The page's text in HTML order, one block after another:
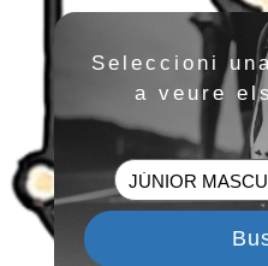
Seleccioni
a veure